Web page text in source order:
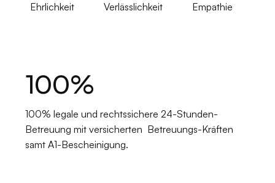
Ehrlichkeit
Verlässlichkeit Empathie
100%
100% legale und rechtssichere 24-Stunden-
Betreuung mit versicherten Betreuungs-Kräften
samt A1-Bescheinigung.